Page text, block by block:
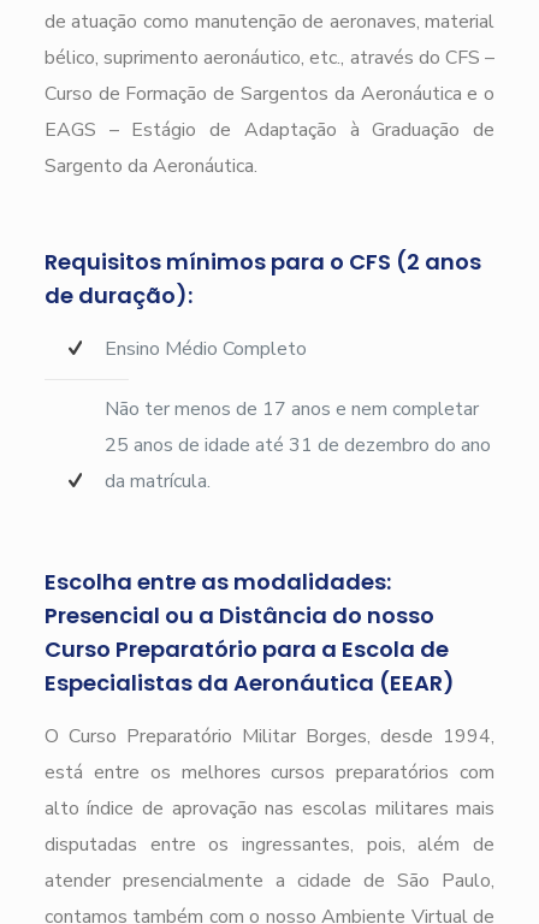
de atuação como manutenção de aeronaves, material
bélico, suprimento aeronáutico, etc., através do CFS –
Curso de Formação de Sargentos da Aeronáutica e o
EAGS – Estágio de Adaptação à Graduação de
Sargento da Aeronáutica.
Requisitos mínimos para o CFS (2 anos
de duração):
Ensino Médio Completo
Não ter menos de 17 anos e nem completar
25 anos de idade até 31 de dezembro do ano
da matrícula.
Escolha entre as modalidades:
Presencial ou a Distância do nosso
Curso Preparatório para a Escola de
Especialistas da Aeronáutica (EEAR)
O Curso Preparatório Militar Borges, desde 1994,
está entre os melhores cursos preparatórios com
alto índice de aprovação nas escolas militares mais
disputadas entre os ingressantes, pois, além de
atender presencialmente a cidade de São Paulo,
contamos também com o nosso Ambiente Virtual de